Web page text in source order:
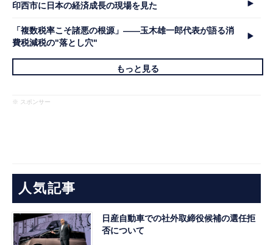
印西市に日本の経済成長の現場を見た
「複数税率こそ諸悪の根源」――玉木雄一郎代表が語る消
費税減税の"落とし穴"
もっと見る
※ スポンサー
人気記事
日産自動車での社外取締役候補の選任拒
否について